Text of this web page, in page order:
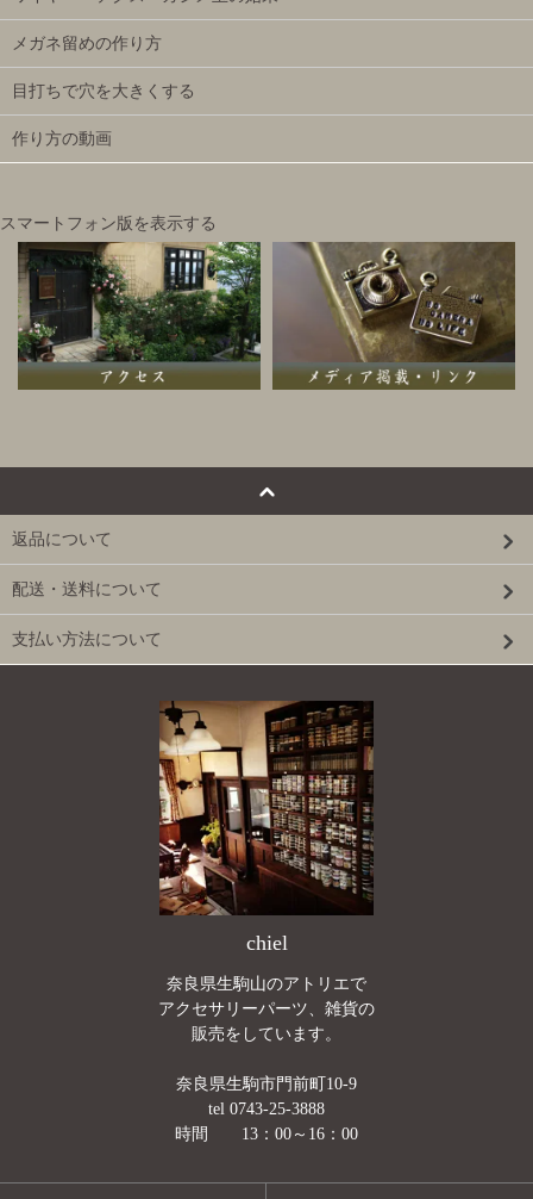
メガネ留めの作り方
目打ちで穴を大きくする
作り方の動画
スマートフォン版を表示する
返品について
配送・送料について
支払い方法について
chiel
奈良県生駒山のアトリエで
アクセサリーパーツ、雑貨の
販売をしています。
奈良県生駒市門前町10-9
tel 0743-25-3888
時間 13：00～16：00